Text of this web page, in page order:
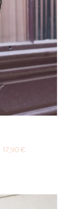
17,90 €